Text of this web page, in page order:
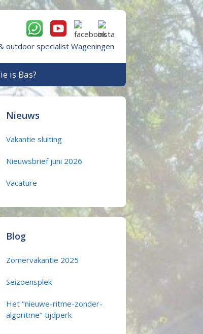
outdoor specialist Wageningen
is Bas?
Nieuws
Vakantie sluiting
Nieuwsbrief juni 2026
Vacature
Blog
Zomervakantie 2025
Seizoensplek
Het ‘’nieuwe-ritme-zonder-
algoritme’’ tijdperk